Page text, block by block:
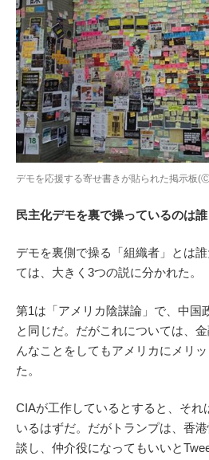
デモを応援する寄せ書きが貼られた掲示板
民主化デモを裏で操っているのは誰
デモを裏側で操る「組織者」とは
ては、大きく3つの説に分かれた。
第1は「アメリカ陰謀論」で、中国
と同じだ。だがこれについては、
んなことをしてもアメリカにメリ
た。
CIAが工作しているとすると、それ
いるはずだ。だがトランプは、香
談し、仲介役になってもいいと